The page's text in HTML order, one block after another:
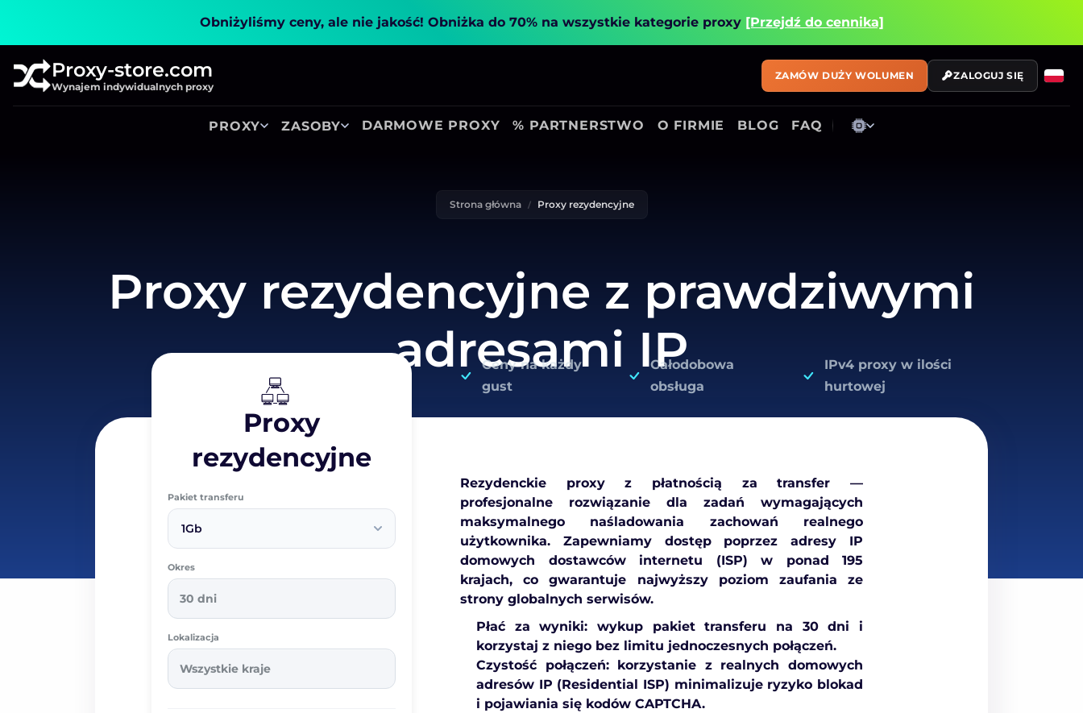
Obniżyliśmy ceny, ale nie jakość! Obniżka do 70% na wszystkie kategorie proxy [Przejdź do cennika]
Proxy-store.com
Wynajem indywidualnych proxy
PROXY ZASOBY DARMOWE PROXY % PARTNERSTWO O FIRMIE BLOG FAQ
ZAMÓW DUŻY WOLUMEN ZALOGUJ SIĘ
Strona główna Proxy rezydencyjne
Proxy rezydencyjne z prawdziwymi
adresami IP
Ceny na każdy
gust
Całodobowa
obsługa
IPv4 proxy w ilości
hurtowej
Proxy
rezydencyjne
Pakiet transferu
1Gb
Okres
30 dni
Lokalizacja
Wszystkie kraje
Rezydenckie proxy z płatnością za transfer —
profesjonalne rozwiązanie dla zadań wymagających
maksymalnego naśladowania zachowań realnego
użytkownika. Zapewniamy dostęp poprzez adresy IP
domowych dostawców internetu (ISP) w ponad 195
krajach, co gwarantuje najwyższy poziom zaufania ze
strony globalnych serwisów.
Płać za wyniki: wykup pakiet transferu na 30 dni i
korzystaj z niego bez limitu jednoczesnych połączeń.
Czystość połączeń:korzystanie z realnych domowych
adresów IP (Residential ISP) minimalizuje ryzyko blokad
i pojawiania się kodów CAPTCHA.